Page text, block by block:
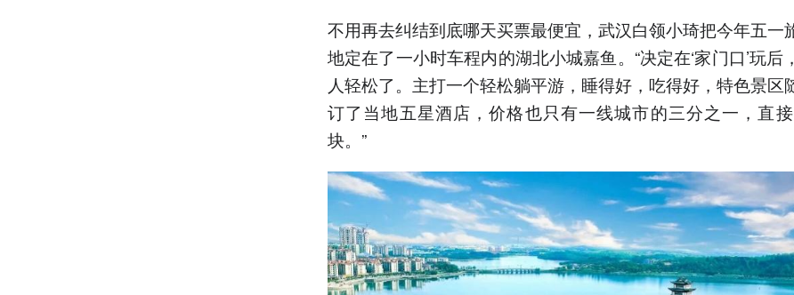
不用再去纠结到底哪天买票最便宜，武汉白领小琦把今年五一
地定在了一小时车程内的湖北小城嘉鱼。“决定在‘家门口’玩后
人轻松了。主打一个轻松躺平游，睡得好，吃得好，特色景区
订了当地五星酒店，价格也只有一线城市的三分之一，直
块。”